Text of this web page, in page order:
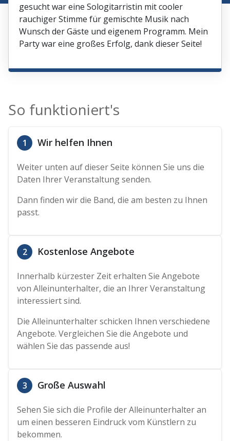
gesucht war eine Sologitarristin mit cooler
rauchiger Stimme für gemischte Musik nach
Wunsch der Gäste und eigenem Programm. Mein
Party war eine großes Erfolg, dank dieser Seite!
So funktioniert's
1 Wir helfen Ihnen
Weiter unten auf dieser Seite können Sie uns die
Daten Ihrer Veranstaltung senden.
Dann finden wir die Band, die am besten zu Ihnen
passt.
2 Kostenlose Angebote
Innerhalb kürzester Zeit erhalten Sie Angebote
von Alleinunterhalter, die an Ihrer Veranstaltung
interessiert sind.
Die Alleinunterhalter schicken Ihnen verschiedene
Angebote. Vergleichen Sie die Angebote und
wählen Sie das passende aus!
3 Große Auswahl
Sehen Sie sich die Profile der Alleinunterhalter an
um einen besseren Eindruck vom Künstlern zu
bekommen.